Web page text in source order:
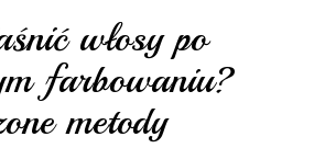
włosy po
farbowaniu?
metody